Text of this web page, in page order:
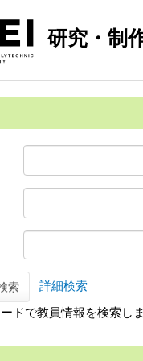
研究・制
索
詳細検索
ドで教員情報を検索しま